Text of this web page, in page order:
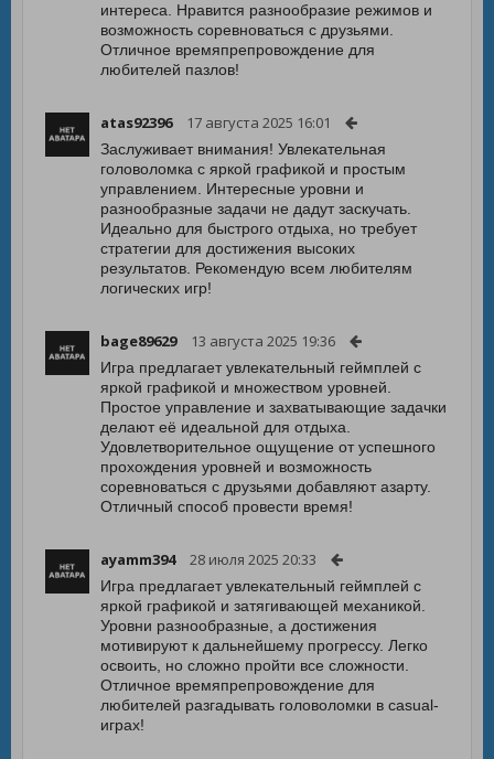
интереса. Нравится разнообразие режимов и
возможность соревноваться с друзьями.
Отличное времяпрепровождение для
любителей пазлов!
atas92396 17 августа 2025 16:01
Заслуживает внимания! Увлекательная
головоломка с яркой графикой и простым
управлением. Интересные уровни и
разнообразные задачи не дадут заскучать.
Идеально для быстрого отдыха, но требует
стратегии для достижения высоких
результатов. Рекомендую всем любителям
логических игр!
bage89629 13 августа 2025 19:36
Игра предлагает увлекательный геймплей с
яркой графикой и множеством уровней.
Простое управление и захватывающие задачки
делают её идеальной для отдыха.
Удовлетворительное ощущение от успешного
прохождения уровней и возможность
соревноваться с друзьями добавляют азарту.
Отличный способ провести время!
ayamm394 28 июля 2025 20:33
Игра предлагает увлекательный геймплей с
яркой графикой и затягивающей механикой.
Уровни разнообразные, а достижения
мотивируют к дальнейшему прогрессу. Легко
освоить, но сложно пройти все сложности.
Отличное времяпрепровождение для
любителей разгадывать головоломки в casual-
играх!